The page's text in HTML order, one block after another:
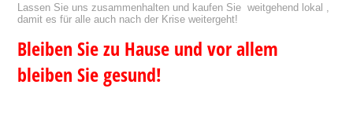
Lassen Sie uns zusammenhalten und kaufen Sie weitgehend lokal ,
damit es für alle auch nach der Krise weitergeht!
Bleiben Sie zu Hause und vor allem
bleiben Sie gesund!